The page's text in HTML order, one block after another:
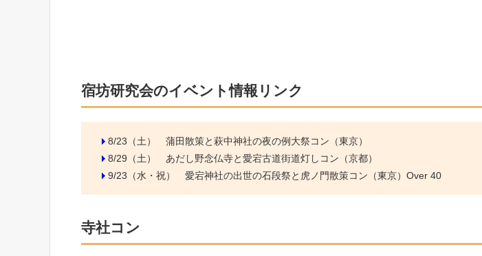
宿坊研究会のイベント情報リンク
8/23（土） 蒲田散策と萩中神社の夜の例大祭コン（東京）
8/29（土） あだし野念仏寺と愛宕古道街道灯しコン（京都）
9/23（水・祝） 愛宕神社の出世の石段祭と虎ノ門散策コン（東京）Over 40
寺社コン